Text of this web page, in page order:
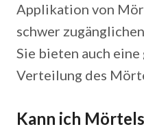
Applikation von
schwer
Sie bieten auch
Verteilung des
Kann ich